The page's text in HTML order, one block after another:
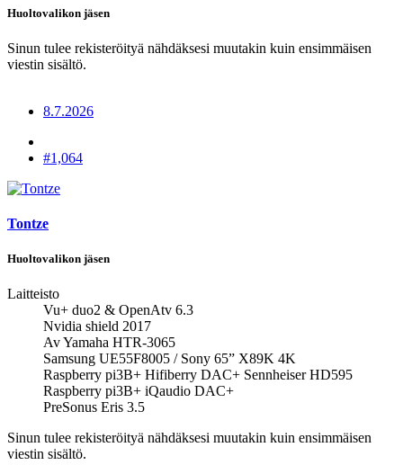
Huoltovalikon jäsen
Sinun tulee rekisteröityä nähdäksesi muutakin kuin ensimmäisen
viestin sisältö.
8.7.2026
#1,064
Tontze
Huoltovalikon jäsen
Laitteisto
Vu+ duo2 & OpenAtv 6.3
Nvidia shield 2017
Av Yamaha HTR-3065
Samsung UE55F8005 / Sony 65” X89K 4K
Raspberry pi3B+ Hifiberry DAC+ Sennheiser HD595
Raspberry pi3B+ iQaudio DAC+
PreSonus Eris 3.5
Sinun tulee rekisteröityä nähdäksesi muutakin kuin ensimmäisen
viestin sisältö.